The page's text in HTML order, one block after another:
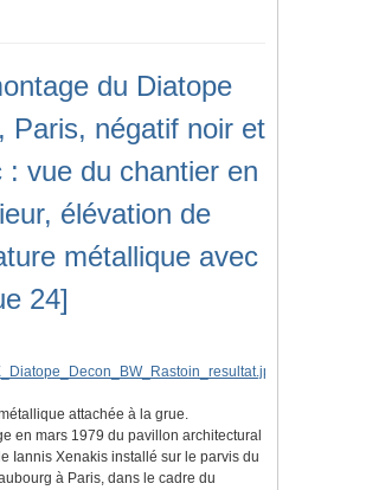
du Diatope
Paris, négatif noir et
: vue du chantier en
élévation de
métallique avec
24]
attachée à la grue.
en mars 1979 du pavillon architectural
Iannis Xenakis installé sur le parvis du
à Paris, dans le cadre du